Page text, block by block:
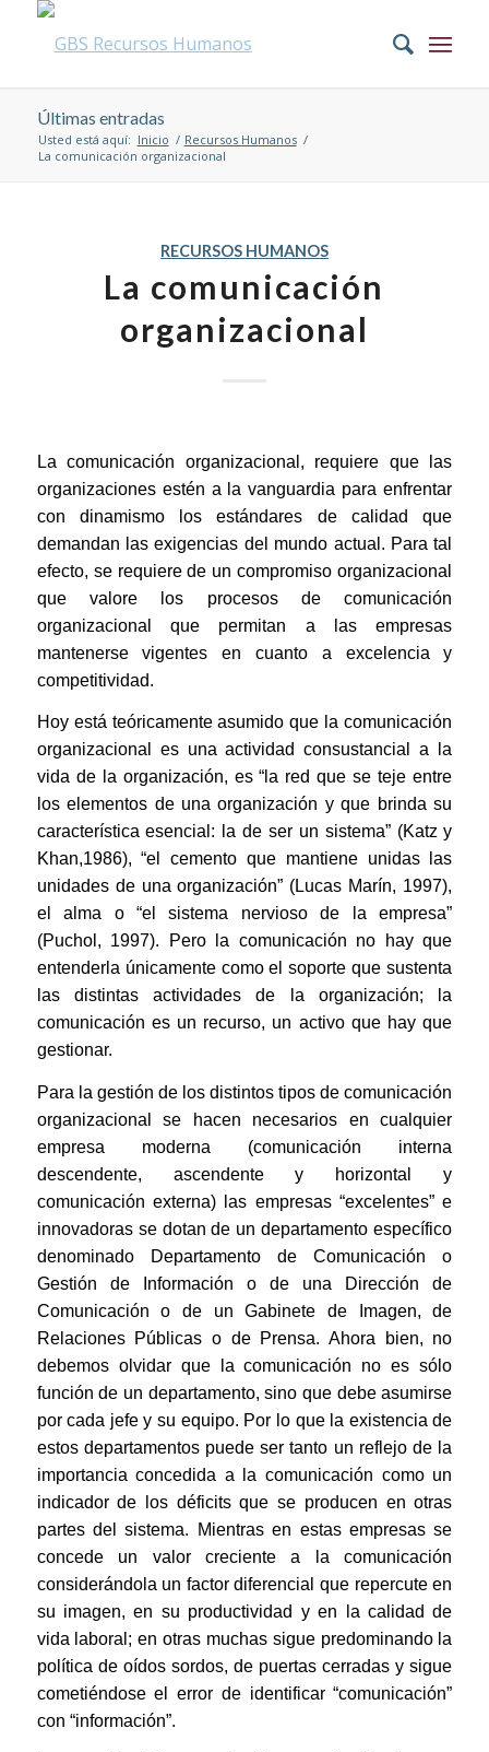
Últimas entradas
Usted está aquí: Inicio / Recursos Humanos /
La comunicación organizacional
RECURSOS HUMANOS
La comunicación
organizacional
La comunicación organizacional, requiere que las
organizaciones estén a la vanguardia para enfrentar
con dinamismo los estándares de calidad que
demandan las exigencias del mundo actual. Para tal
efecto, se requiere de un compromiso organizacional
que valore los procesos de comunicación
organizacional que permitan a las empresas
mantenerse vigentes en cuanto a excelencia y
competitividad.
Hoy está teóricamente asumido que la comunicación
organizacional es una actividad consustancial a la
vida de la organización, es “la red que se teje entre
los elementos de una organización y que brinda su
característica esencial: la de ser un sistema” (Katz y
Khan,1986), “el cemento que mantiene unidas las
unidades de una organización” (Lucas Marín, 1997),
el alma o “el sistema nervioso de la empresa”
(Puchol, 1997). Pero la comunicación no hay que
entenderla únicamente como el soporte que sustenta
las distintas actividades de la organización; la
comunicación es un recurso, un activo que hay que
gestionar.
Para la gestión de los distintos tipos de comunicación
organizacional se hacen necesarios en cualquier
empresa moderna (comunicación interna
descendente, ascendente y horizontal y
comunicación externa) las empresas “excelentes” e
innovadoras se dotan de un departamento específico
denominado Departamento de Comunicación o
Gestión de Información o de una Dirección de
Comunicación o de un Gabinete de Imagen, de
Relaciones Públicas o de Prensa. Ahora bien, no
debemos olvidar que la comunicación no es sólo
función de un departamento, sino que debe asumirse
por cada jefe y su equipo. Por lo que la existencia de
estos departamentos puede ser tanto un reflejo de la
importancia concedida a la comunicación como un
indicador de los déficits que se producen en otras
partes del sistema. Mientras en estas empresas se
concede un valor creciente a la comunicación
considerándola un factor diferencial que repercute en
su imagen, en su productividad y en la calidad de
vida laboral; en otras muchas sigue predominando la
política de oídos sordos, de puertas cerradas y sigue
cometiéndose el error de identificar “comunicación”
con “información”.